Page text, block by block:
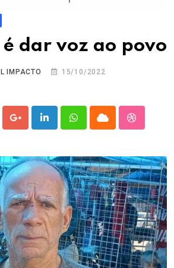
dar voz ao povo
IMPACTO
15/10/2022
Google+LinkedInWhatsappCloud